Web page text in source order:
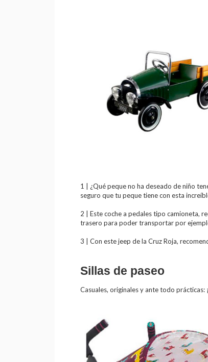
1 | ¿Qué peque no ha deseado de niño
seguro que tu peque tiene con esta
2 | Este coche a pedales tipo camioneta,
trasero para poder transportar por
3 | Con este jeep de la Cruz Roja,
Sillas de paseo
Casuales, originales y ante todo